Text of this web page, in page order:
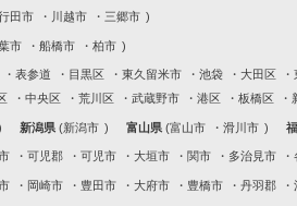
田市 川越市 三郷市
市 船橋市 柏市
表参道 目黒区 東久留米市 池袋 大田区
中央区 荒川区 武蔵野市 港区 板橋区
新潟県 新潟市 富山県 富山市 滑川市
可児郡 可児市 大垣市 関市 多治見市
岡崎市 豊田市 大府市 豊橋市 丹羽郡